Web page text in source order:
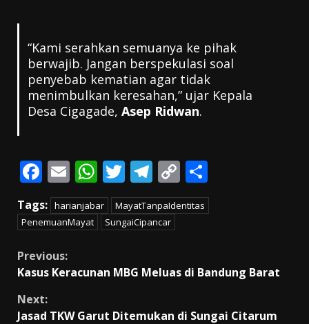
“Kami serahkan semuanya ke pihak
berwajib. Jangan berspekulasi soal
penyebab kematian agar tidak
menimbulkan keresahan,” ujar Kepala
Desa Cigagade, Asep Ridwan.
F
ac
e
b
o
o
k
E
m
ai
l
W
h
at
s
p
T
w
itt
er
T
el
e
gr
m
C
o
p
n
k
h
ar
Tags: harianjabar
MayatTanpaIdentitas
PenemuanMayat
SungaiCipancar
Continue
Previous:
Kasus Keracunan MBG Meluas di Bandung Barat
Next:
Jasad TKW Garut Ditemukan di Sungai Citarum